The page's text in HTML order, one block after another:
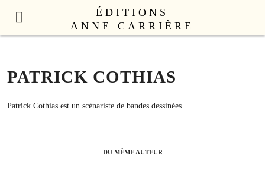
ÉDITIONS
ANNE CARRIÈRE
LITTÉRATURE FRANÇAISE
NON FICTION
PATRICK COTHIAS
Patrick Cothias est un scénariste de bandes dessinées.
DU MÊME AUTEUR